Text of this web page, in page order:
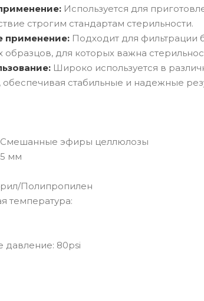
Используется для
строгим стандартам стерильности.
применение: Подходит для фильтрации
образцов, для которых важна
Широко используется в
стабильные и надежные
эфиры целлюлозы
мм
Полипропилен
температура:
давление: 80psi